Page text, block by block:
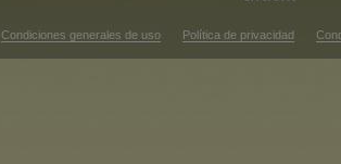
Condiciones generales de uso Política de privacidad